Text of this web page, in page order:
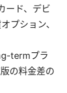
ード、デビ
プション、
termプラ
の料金差の